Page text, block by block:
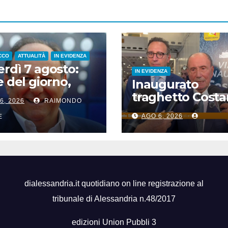
ATTUALITÀ IN EVIDENZA
7 agosto:
del giorno,
del giorno, nati
accadde
2026 RAIMONDO
IN EVIDENZA
Inaugurato
traghetto
di Sicilia,
“Mantenuto
impegni presi”
AGO 6, 2026
dialessandria.it quotidiano on line registrazione al
tribunale di Alessandria n.48/2017
edizioni Union Pubbli 3